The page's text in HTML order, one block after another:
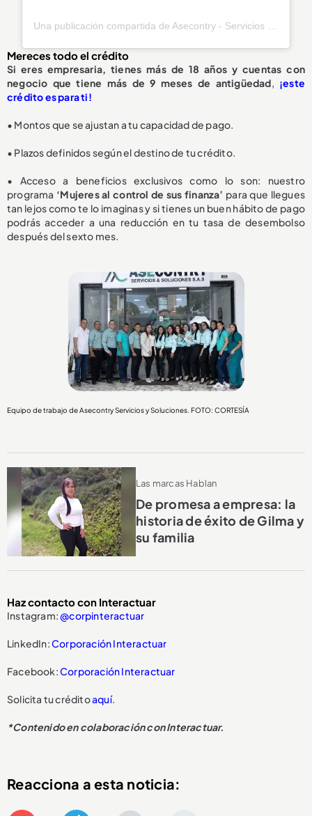
Una publicación compartida de Asecontry - Servicios & Soluciones (@asecontry)
Mereces todo el crédito
Si eres empresaria, tienes más de 18 años y cuentas con
negocio que tiene más de 9 meses de antigüedad, ¡este
crédito es para ti!
• Montos que se ajustan a tu capacidad de pago.
• Plazos definidos según el destino de tu crédito.
• Acceso a beneficios exclusivos como lo son: nuestro
programa ‘Mujeres al control de sus finanza’ para que llegues
tan lejos como te lo imaginas y si tienes un buen hábito de pago
podrás acceder a una reducción en tu tasa de desembolso
después del sexto mes.
Equipo de trabajo de Asecontry Servicios y Soluciones. FOTO: CORTESÍA
Las marcas Hablan
De promesa a empresa: la
historia de éxito de Gilma y
su familia
Haz contacto con Interactuar
Instagram:@corpinteractuar
LinkedIn:Corporación Interactuar
Facebook:Corporación Interactuar
Solicita tu créditoaquí.
*Contenido en colaboración con Interactuar.
Reacciona a esta noticia: